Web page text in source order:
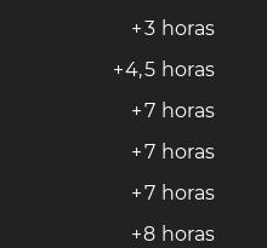
+3 horas
+4,5 horas
+7 horas
+7 horas
+7 horas
+8 horas